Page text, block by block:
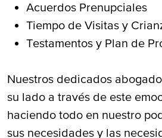
Acuerdos Prenupciales
Tiempo de Visitas y
Testamentos y Plan de
Nuestros dedicados
su lado a través de este
haciendo todo en nuestro
sus necesidades y las